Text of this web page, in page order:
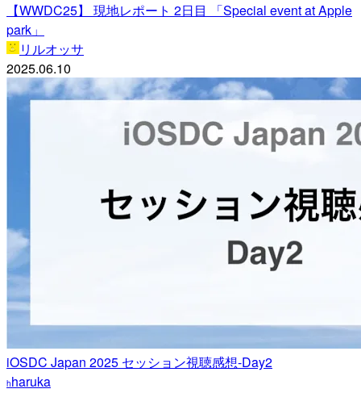
【WWDC25】 現地レポート 2日目 「Special event at Apple
park」
リルオッサ
2025.06.10
iOSDC Japan 2025 セッション視聴感想-Day2
hharuka